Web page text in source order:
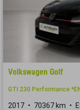
Volkswagen Golf
GTI 230 Performance
2017 70367 km